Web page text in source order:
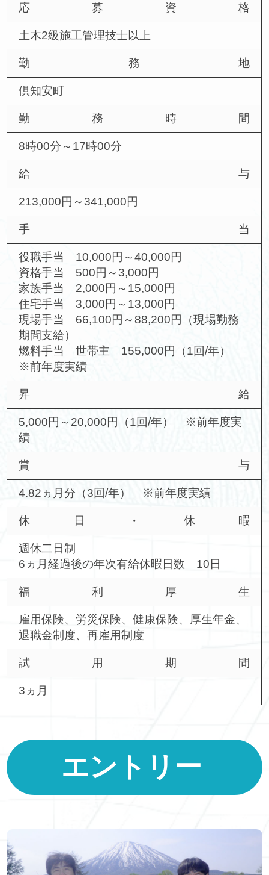
応募資格
土木2級施工管理技士以上
勤務地
倶知安町
勤務時間
8時00分～17時00分
給与
213,000円～341,000円
手当
役職手当 10,000円～40,000円
資格手当 500円～3,000円
家族手当 2,000円～15,000円
住宅手当 3,000円～13,000円
現場手当 66,100円～88,200円（現場勤務
期間支給）
燃料手当 世帯主 155,000円（1回/年）
※前年度実績
昇給
5,000円～20,000円（1回/年） ※前年度実
績
賞与
4.82ヵ月分（3回/年） ※前年度実績
休日・休暇
週休二日制
6ヵ月経過後の年次有給休暇日数 10日
福利厚生
雇用保険、労災保険、健康保険、厚生年金、
退職金制度、再雇用制度
試用期間
3ヵ月
エントリー